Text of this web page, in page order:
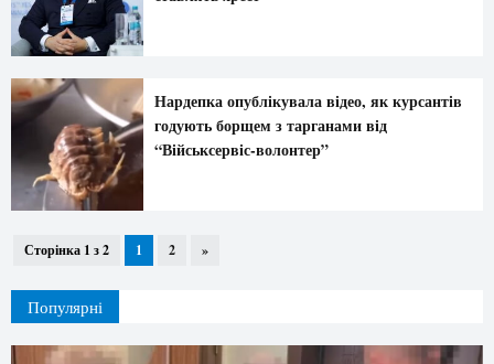
Нардепка опублікувала відео, як курсантів
годують борщем з тарганами від
“Військсервіс-волонтер”
Сторінка 1 з 2 1 2 »
Популярні